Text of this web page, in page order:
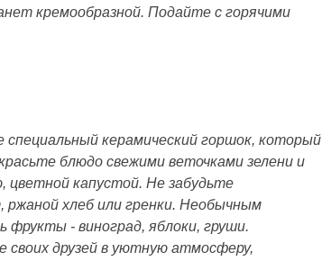
кремообразной. Подайте с горячими
керамический горшок, который
блюдо свежими веточками зелени и
цветной капустой. Не забудьте
ржаной хлеб или гренки. Необычным
- виноград, яблоки, груши.
своих друзей в уютную атмосферу,